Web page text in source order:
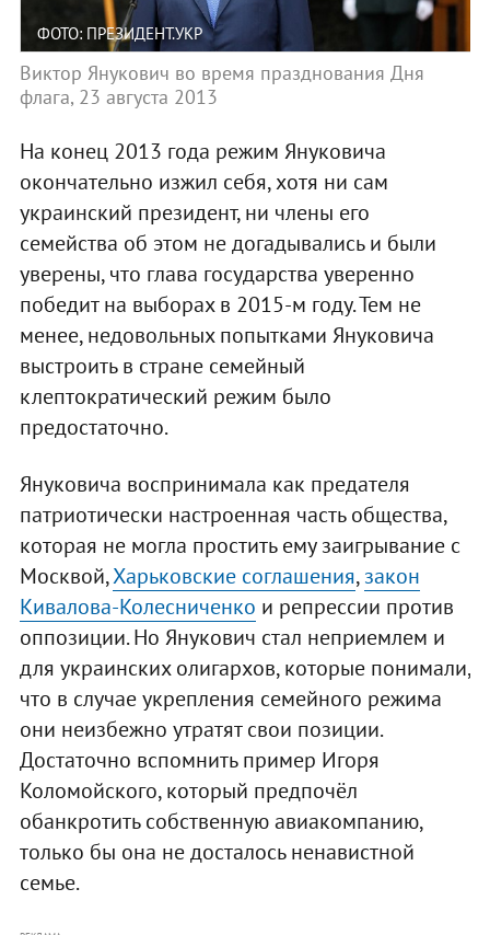
ФОТО: ПРЕЗИДЕНТ.УКР
Виктор Янукович во время празднования Дня
флага, 23 августа 2013
На конец 2013 года режим Януковича
окончательно изжил себя, хотя ни сам
украинский президент, ни члены его
семейства об этом не догадывались и были
уверены, что глава государства уверенно
победит на выборах в 2015-м году. Тем не
менее, недовольных попытками Януковича
выстроить в стране семейный
клептократический режим было
предостаточно.
Януковича воспринимала как предателя
патриотически настроенная часть общества,
которая не могла простить ему заигрывание с
Москвой,Харьковские соглашения,закон
Кивалова-Колесниченко и репрессии против
оппозиции. Но Янукович стал неприемлем и
для украинских олигархов, которые понимали,
что в случае укрепления семейного режима
они неизбежно утратят свои позиции.
Достаточно вспомнить пример Игоря
Коломойского, который предпочёл
обанкротить собственную авиакомпанию,
только бы она не досталось ненавистной
семье.